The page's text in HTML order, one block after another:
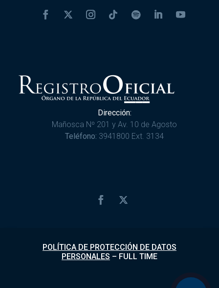
Dirección:
Mañosca Nº 201 y Av. 10 de Agosto
Teléfono: 3941800 Ext. 3134
POLÍTICA DE PROTECCIÓN DE DATOS
PERSONALES – FULL TIME